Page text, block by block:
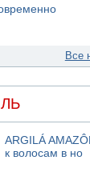
Все
ARGILÁ
к волосам в но